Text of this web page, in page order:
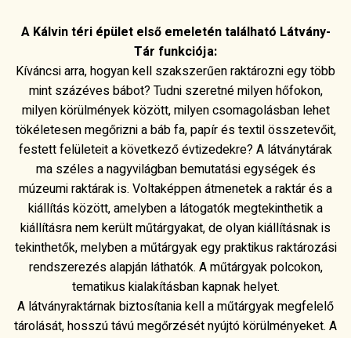
A Kálvin téri épület első emeletén található Látvány-
Tár funkciója:
Kíváncsi arra, hogyan kell szakszerűen raktározni egy több
mint százéves bábot? Tudni szeretné milyen hőfokon,
milyen körülmények között, milyen csomagolásban lehet
tökéletesen megőrizni a báb fa, papír és textil összetevőit,
festett felületeit a következő évtizedekre? A látványtárak
ma széles a nagyvilágban bemutatási egységek és
múzeumi raktárak is. Voltaképpen átmenetek a raktár és a
kiállítás között, amelyben a látogatók megtekinthetik a
kiállításra nem került műtárgyakat, de olyan kiállításnak is
tekinthetők, melyben a műtárgyak egy praktikus raktározási
rendszerezés alapján láthatók. A műtárgyak polcokon,
tematikus kialakításban kapnak helyet.
A látványraktárnak biztosítania kell a műtárgyak megfelelő
tárolását, hosszú távú megőrzését nyújtó körülményeket. A